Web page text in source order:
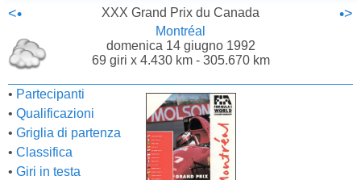
<• XXX Grand Prix du Canada •>
Montréal
domenica 14 giugno 1992
69 giri x 4.430 km - 305.670 km
• Partecipanti
• Qualificazioni
• Griglia di partenza
• Classifica
• Giri in testa